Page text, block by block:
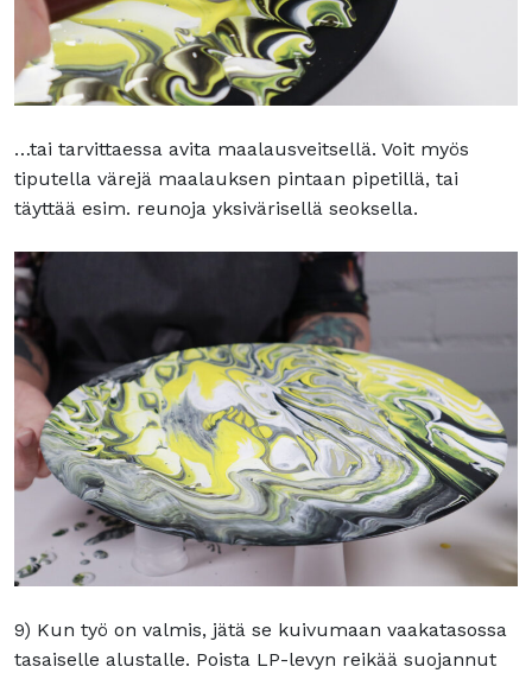
…tai tarvittaessa avita maalausveitsellä. Voit myös
tiputella värejä maalauksen pintaan pipetillä, tai
täyttää esim. reunoja yksivärisellä seoksella.
9) Kun työ on valmis, jätä se kuivumaan vaakatasossa
tasaiselle alustalle. Poista LP-levyn reikää suojannut